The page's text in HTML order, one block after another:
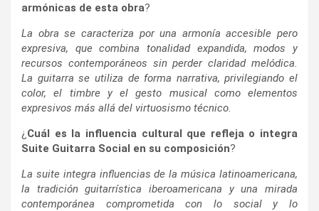
armónicas de esta obra?
La obra se caracteriza por una armonía accesible pero
expresiva, que combina tonalidad expandida, modos y
recursos contemporáneos sin perder claridad melódica.
La guitarra se utiliza de forma narrativa, privilegiando el
color, el timbre y el gesto musical como elementos
expresivos más allá del virtuosismo técnico.
¿ Cuál es la influencia cultural que refleja o integra
Suite Guitarra Social en su composición?
La suite integra influencias de la música latinoamericana,
la tradición guitarrística iberoamericana y una mirada
contemporánea comprometida con lo social y lo